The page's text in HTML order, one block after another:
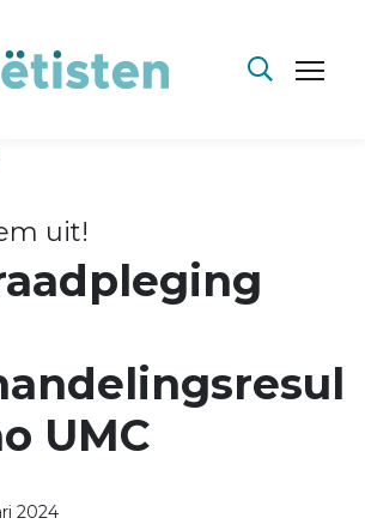
uit!
UMC
2024